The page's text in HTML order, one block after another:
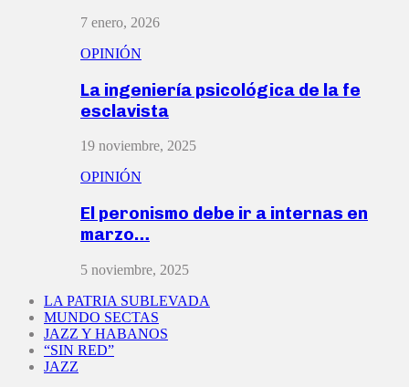
7 enero, 2026
OPINIÓN
La ingeniería psicológica de la fe
esclavista
19 noviembre, 2025
OPINIÓN
El peronismo debe ir a internas en
marzo…
5 noviembre, 2025
LA PATRIA SUBLEVADA
MUNDO SECTAS
JAZZ Y HABANOS
“SIN RED”
JAZZ